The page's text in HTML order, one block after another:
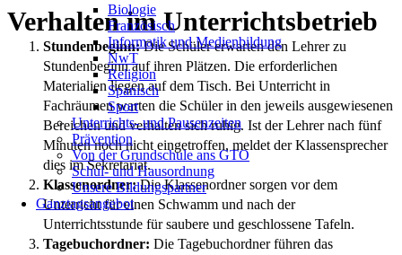
Biologie
Französisch
Informatik und Medienbildung
NwT
Religion
Spanisch
Sport
Unterrichts- und Pausenzeiten
Prävention
Von der Grundschule ans GTO
Schul- und Hausordnung
Unsere Bildungspartner
Ganztagsangebot
Verhalten im Unterrichtsbetrieb
Stundenbeginn:Die Schüler erwarten den Lehrer zu
Stundenbeginn auf ihren Plätzen. Die erforderlichen
Materialien liegen auf dem Tisch. Bei Unterricht in
Fachräumen warten die Schüler in den jeweils ausgewiesenen
Bereichen und verhalten sich ruhig. Ist der Lehrer nach fünf
Minuten noch nicht eingetroffen, meldet der Klassensprecher
dies im Sekretariat.
Klassenordner:Die Klassenordner sorgen vor dem
Unterricht für einen Schwamm und nach der
Unterrichtsstunde für saubere und geschlossene Tafeln.
Tagebuchordner: Die Tagebuchordner führen das